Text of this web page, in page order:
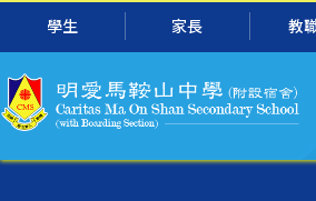
跳转到主要内容
學生 家長 教
导
航